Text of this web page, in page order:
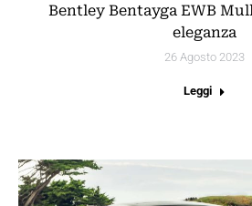
Bentley Bentayga EWB
eleganza
26 Agosto 2023
Leggi